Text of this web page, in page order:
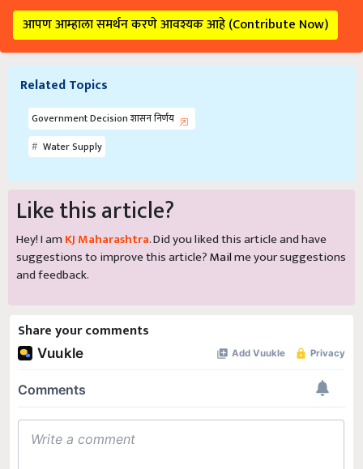
आपण आम्हाला समर्थन करणे आवश्यक आहे (Contribute Now)
Related Topics
Government Decision शासन निर्णय
Water Supply
Like this article?
Hey! I am KJ Maharashtra. Did you liked this article and have
suggestions to improve this article?Mailme your suggestions
and feedback.
Share your comments